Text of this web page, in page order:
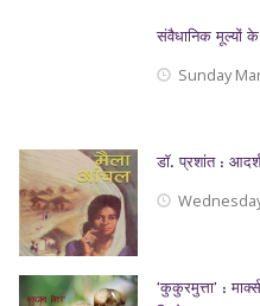
संवैधानिक मूल्यों के
Sunday
डॉ. प्रशांत :
‘कुकुरमुत्ता’ :